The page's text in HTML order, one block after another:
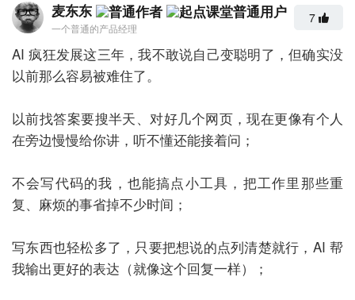
麦东东
一个普通的产品经理
7
AI 疯狂发展这三年，我不敢说自己变聪明了，但确实没
以前那么容易被难住了。
以前找答案要搜半天、对好几个网页，现在更像有个人
在旁边慢慢给你讲，听不懂还能接着问；
不会写代码的我，也能搞点小工具，把工作里那些重
复、麻烦的事省掉不少时间；
写东西也轻松多了，只要把想说的点列清楚就行，AI 帮
我输出更好的表达（就像这个回复一样）；